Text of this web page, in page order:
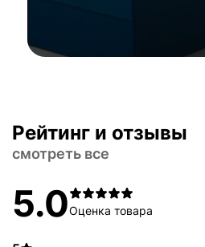
Рейтинг и отзывы
смотреть все
5.0Оценка товара